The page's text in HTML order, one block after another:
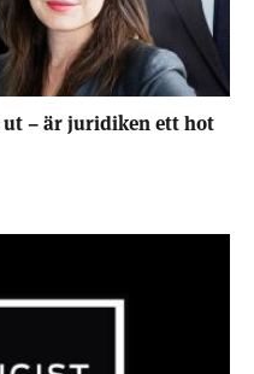
– är juridiken ett hot